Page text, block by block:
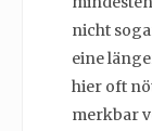
nicht
eine
hier oft
merkbar